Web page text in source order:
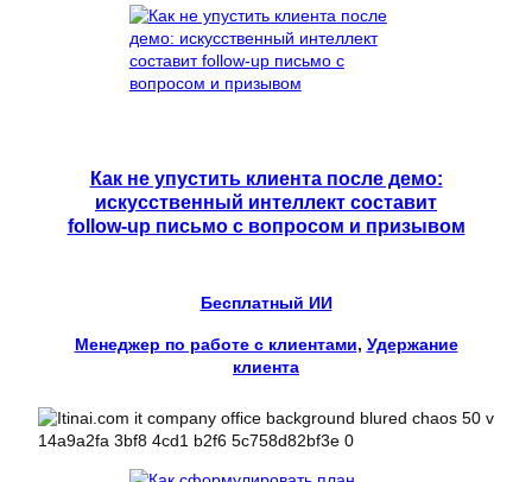
Как не упустить клиента после демо:
искусственный интеллект составит
follow-up письмо с вопросом и призывом
Бесплатный ИИ
Менеджер по работе с клиентами, Удержание
клиента